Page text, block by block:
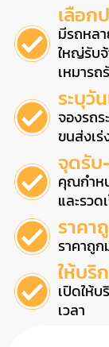
เลือก
มีรถหลา
ใหญ่รับจ้
เหมารถ
ระบุวั
จองรถ
ขนส่งเร่
จุดรั
คุณกำห
และรวด
ราคา
ราคาถู
ให้บริ
เปิดให้
เวลา